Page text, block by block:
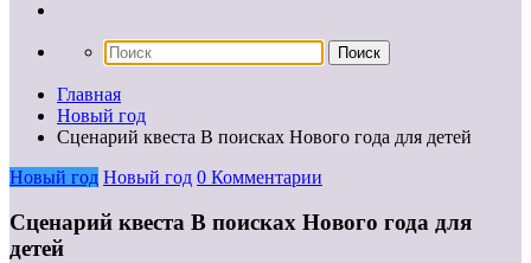
Главная
Новый год
Сценарий квеста В поисках Нового года для детей
Новый год Новый год 0 Комментарии
Сценарий квеста В поисках Нового года для
детей